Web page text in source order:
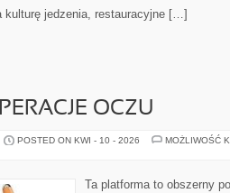
kulturę jedzenia, restauracyjne […]
OCZU
POSTED ON KWI - 10 - 2026
MOŻLIWOŚĆ
Ta platforma to obszerny